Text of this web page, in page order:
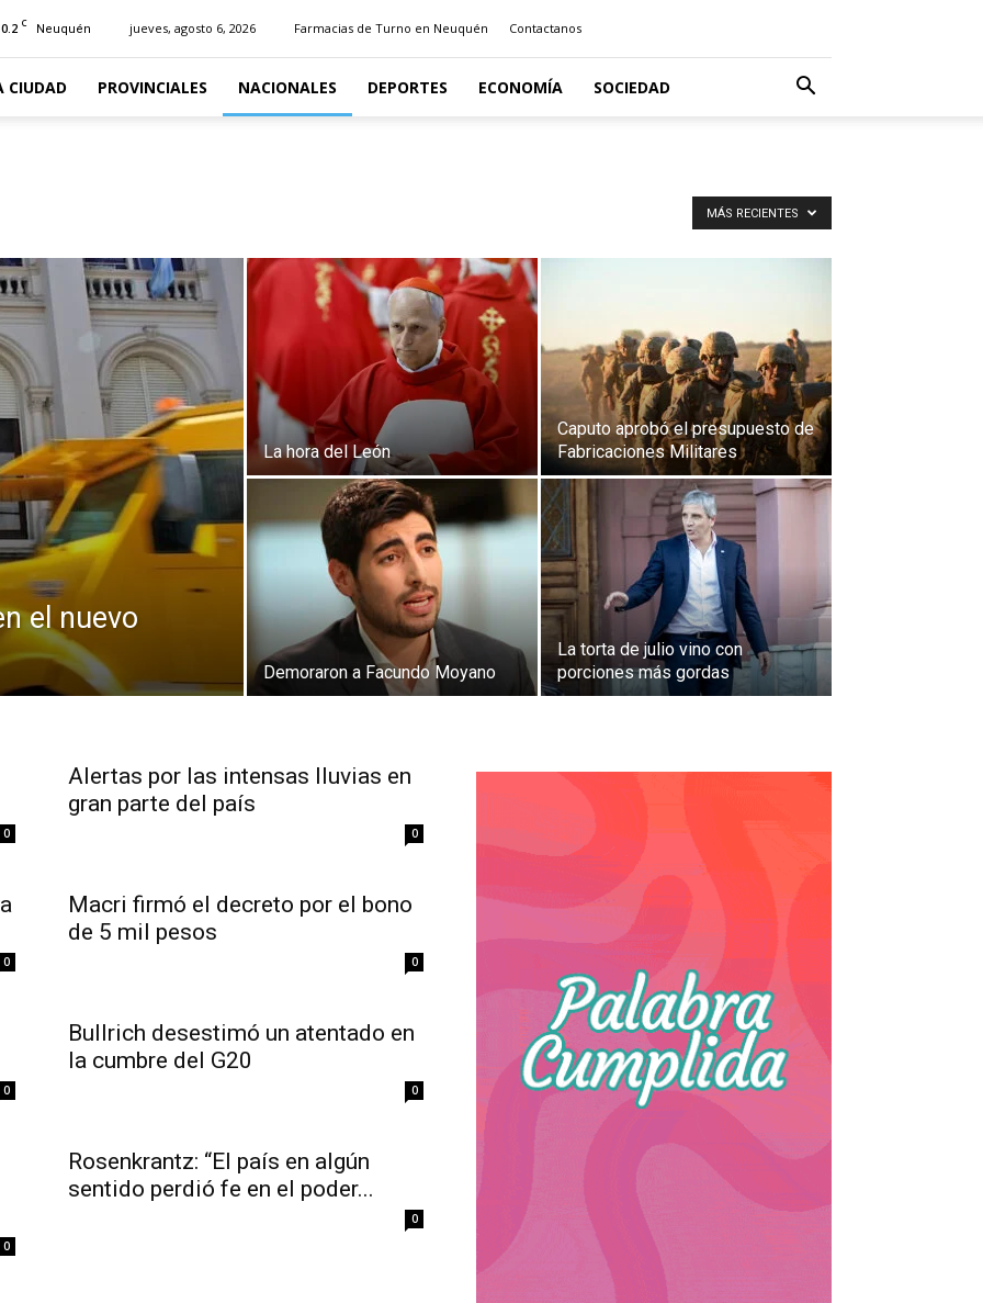
C Neuquén jueves, agosto 6, 2026 Farmacias de Turno en Neuquén Contactanos
CIUDAD PROVINCIALES NACIONALES DEPORTES ECONOMÍA SOCIEDAD
MÁS RECIENTES
el nuevo
La hora del León
Caputo aprobó el presupuesto de
Fabricaciones Militares
Demoraron a Facundo Moyano
La torta de julio vino con
porciones más gordas
0
Alertas por las intensas lluvias en
gran parte del país
0
0
Macri firmó el decreto por el bono
de 5 mil pesos
0
0
Bullrich desestimó un atentado en
la cumbre del G20
0
0
Rosenkrantz: “El país en algún
sentido perdió fe en el poder...
0